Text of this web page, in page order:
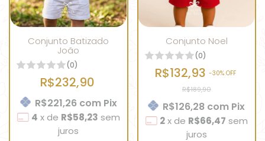
Conjunto Batizado
João
(0)
R$232,90
R$221,26 com Pix
4 x de R$58,23 sem
juros
Conjunto Noel
(0)
R$132,93 -30% OFF
R$189,90
R$126,28 com Pix
2 x de R$66,47 sem
juros